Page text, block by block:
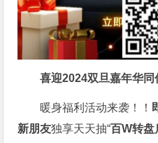
喜迎2024双旦嘉年华同
暖身福利活动来袭！！
新朋友独享天天抽“百W转盘